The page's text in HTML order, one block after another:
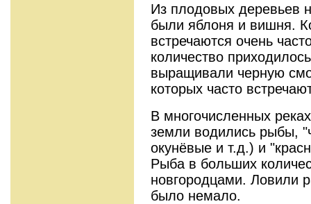
Из плодовых деревьев
были яблоня и вишня.
встречаются очень
количество
выращивали черную
которых часто
В многочисленных
земли водились рыбы,
окунёвые и т.д.) и
Рыба в больших
новгородцами. Ловили
было немало.